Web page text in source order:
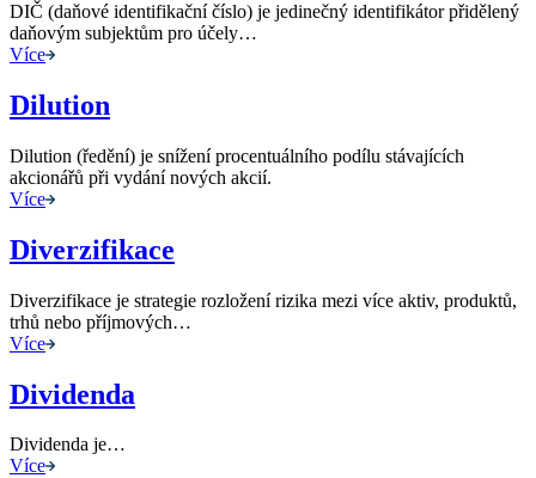
DIČ (daňové identifikační číslo) je jedinečný identifikátor přidělený
daňovým subjektům pro účely…
Více
Dilution
Dilution (ředění) je snížení procentuálního podílu stávajících
akcionářů při vydání nových akcií.
Více
Diverzifikace
Diverzifikace je strategie rozložení rizika mezi více aktiv, produktů,
trhů nebo příjmových…
Více
Dividenda
Dividenda je…
Více